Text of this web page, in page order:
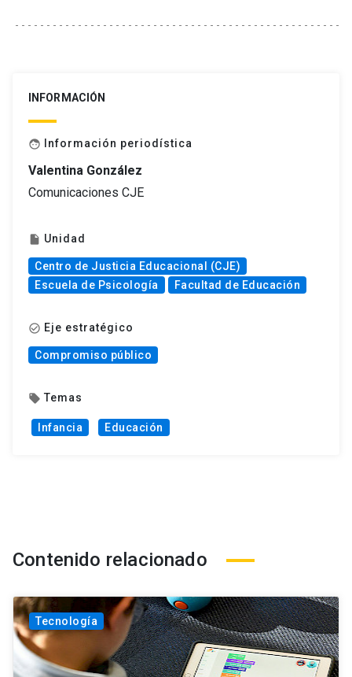
INFORMACIÓN
face Información periodística
Valentina González
Comunicaciones CJE
insert_drive_file Unidad
Centro de Justicia Educacional (CJE)
Escuela de Psicología
Facultad de Educación
check_circle_outline Eje estratégico
Compromiso público
local_offer Temas
Infancia Educación
Contenido relacionado
Tecnología